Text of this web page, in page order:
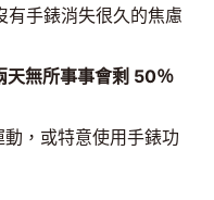
有手錶消失很久的焦慮
無所事事會剩 50％
，或特意使用手錶功